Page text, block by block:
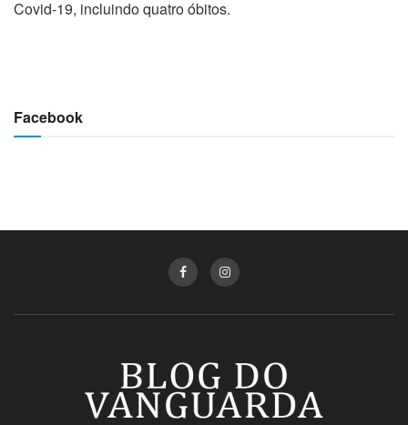
Covid-19, incluindo quatro óbitos.
Facebook